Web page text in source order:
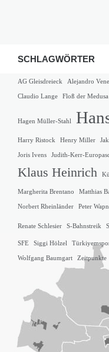
SCHLAGWÖRTER
AG Gleisdreieck Alejandro
Claudio Lange Floß der Medusa
Hagen Müller-Stahl
Harry Ristock Henry Miller
Joris Ivens Judith-Kerr-
Klaus Heinrich
Margherita Brentano Matthias
Norbert Rheinländer Peter
Renate Schlesier S-Bahnstreik
SFE Siggi Hölzel
Wolfgang Baumgart Zeitpunkte